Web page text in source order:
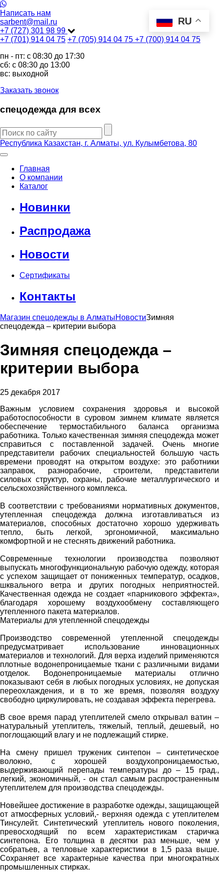
Написать нам
sarbent@mail.ru
+7 (727) 301 98 99
+7 (701) 914 04 75 +7 (705) 914 04 75 +7 (700) 914 04 75
пн - пт: c 08:30 до 17:30
сб: c 08:30 до 13:00
вс: выходной
Заказать звонок
спецодежда для всех
Республика Казахстан, г. Алматы, ул. Кулымбетова, 80
Главная
О компании
Каталог
Новинки
Распродажа
Новости
Сертификаты
Контакты
Магазин спецодежды в АлматыНовостиЗимняя
спецодежда – критерии выбора
Зимняя спецодежда –
критерии выбора
25 декабря 2017
Важным условием сохранения здоровья и высокой
работоспособности в суровом зимнем климате является
обеспечение термостабильного баланса организма
работника. Только качественная зимняя спецодежда может
справиться с поставленной задачей. Очень многие
представители рабочих специальностей большую часть
времени проводят на открытом воздухе: это работники
заправок, разнорабочие, строители, представители
силовых структур, охраны, рабочие металлургического и
сельскохозяйственного комплекса.
В соответствии с требованиями нормативных документов,
утепленная спецодежда должна изготавливаться из
материалов, способных достаточно хорошо удерживать
тепло, быть легкой, эргономичной, максимально
комфортной и не стеснять движений работника.
Современные технологии производства позволяют
выпускать многофункциональную рабочую одежду, которая
с успехом защищает от пониженных температур, осадков,
шквального ветра и других погодных неприятностей.
Качественная одежда не создает «парникового эффекта»,
благодаря хорошему воздухообмену составляющего
утепленного пакета материалов.
Материалы для утепленной спецодежды
Производство современной утепленной спецодежды
предусматривает использование инновационных
материалов и технологий. Для верха изделий применяются
плотные водонепроницаемые ткани с различными видами
отделок. Водонепроницаемые материалы отлично
показывают себя в любых погодных условиях, не допуская
переохлаждения, и в то же время, позволяя воздуху
свободно циркулировать, не создавая эффекта перегрева.
В свое время парад утеплителей смело открывал ватин –
натуральный утеплитель, тяжелый, теплый, дешевый, но
поглощающий влагу и не подлежащий стирке.
На смену пришел труженик синтепон – синтетическое
волокно, с хорошей воздухопроницаемостью,
выдерживающий перепады температуры до – 15 град.,
легкий, экономичный, - он стал самым распространенным
утеплителем для производства спецодежды.
Новейшее достижение в разработке одежды, защищающей
от атмосферных условий,- верхняя одежда с утеплителем
Тинсулейт. Синтетический утеплитель нового поколения,
превосходящий по всем характеристикам старичка
синтепона. Его толщина в десятки раз меньше, чем у
собратьев, а тепловые характеристики в 1,5 раза выше.
Сохраняет все характерные качества при многократных
промышленных стирках.
RU